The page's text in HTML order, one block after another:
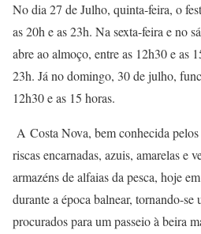
No dia 27 de Julho, quinta-feira, o
as 20h e as 23h. Na sexta-feira e no
abre ao almoço, entre as 12h30 e as
23h. Já no domingo, 30 de julho,
12h30 e as 15 horas.
A Costa Nova, bem conhecida
riscas encarnadas, azuis, amarelas e
armazéns de alfaias da pesca, hoje
durante a época balnear, tornando-se
procurados para um passeio à beira